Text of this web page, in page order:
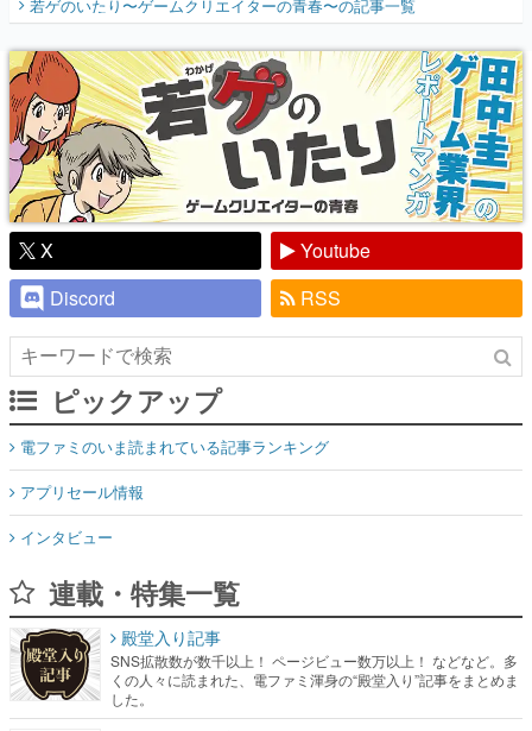
X
Youtube
Discord
RSS
ピックアップ
電ファミのいま読まれている記事ランキング
アプリセール情報
インタビュー
連載・特集一覧
くの人々に読まれた、電ファミ渾身の“殿堂入り”記事をまとめま
した。
ゲームの企画書
名作ゲームクリエイターの方々に製作時のエピソードをお聞き
し、ヒットする企画（ゲーム）とは何か？を探っていきます。